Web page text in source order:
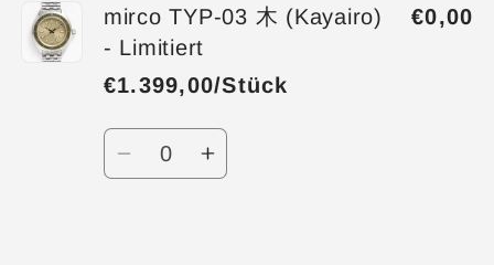
mirco TYP-03 木 (Kayairo)
- Limitiert
€1.399,00/Stück
€0,00
Anzahl
VerringereErhöhe